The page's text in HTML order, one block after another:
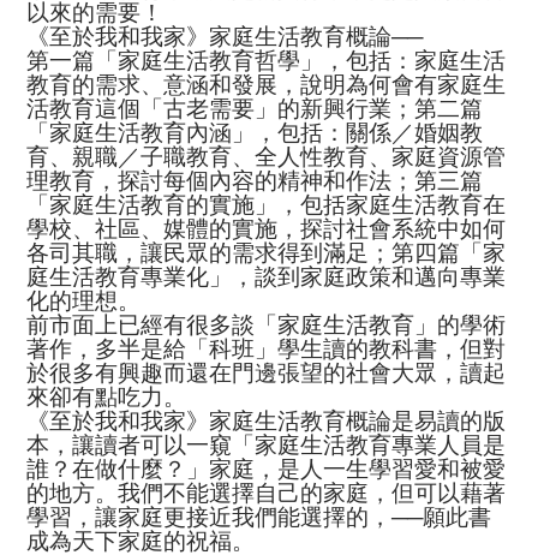
以來的需要！
《至於我和我家》家庭生活教育概論──
第一篇「家庭生活教育哲學」，包括：家庭生活
教育的需求、意涵和發展，說明為何會有家庭生
活教育這個「古老需要」的新興行業；第二篇
「家庭生活教育內涵」，包括：關係／婚姻教
育、親職／子職教育、全人性教育、家庭資源管
理教育，探討每個內容的精神和作法；第三篇
「家庭生活教育的實施」，包括家庭生活教育在
學校、社區、媒體的實施，探討社會系統中如何
各司其職，讓民眾的需求得到滿足；第四篇「家
庭生活教育專業化」，談到家庭政策和邁向專業
化的理想。
前市面上已經有很多談「家庭生活教育」的學術
著作，多半是給「科班」學生讀的教科書，但對
於很多有興趣而還在門邊張望的社會大眾，讀起
來卻有點吃力。
《至於我和我家》家庭生活教育概論是易讀的版
本，讓讀者可以一窺「家庭生活教育專業人員是
誰？在做什麼？」家庭，是人一生學習愛和被愛
的地方。我們不能選擇自己的家庭，但可以藉著
學習，讓家庭更接近我們能選擇的，──願此書
成為天下家庭的祝福。